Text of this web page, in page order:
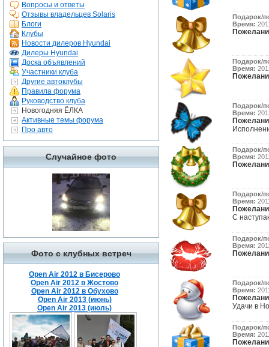
Вопросы и ответы
Отзывы владельцев Solaris
Блоги
Клубы
Новости дилеров Hyundai
Дилеры Hyundai
Доска объявлений
Участники клуба
Другие автоклубы
Правила форума
Руководство клуба
Новогодняя ЁЛКА
Активные темы форума
Про авто
Случайное фото
Фото с клубных встреч
Open Air 2012 в Бисерово
Open Air 2012 в Жостово
Open Air 2012 в Обухово
Open Air 2013 (июнь)
Open Air 2013 (июль)
Подарок/
Время:
Подарок/
Время:
Подарок/
Время:
Подарок/
Время:
Подарок/
Время:
С
Подарок/
Время:
Подарок/
Время:
Удачи в
Подарок/
Время: